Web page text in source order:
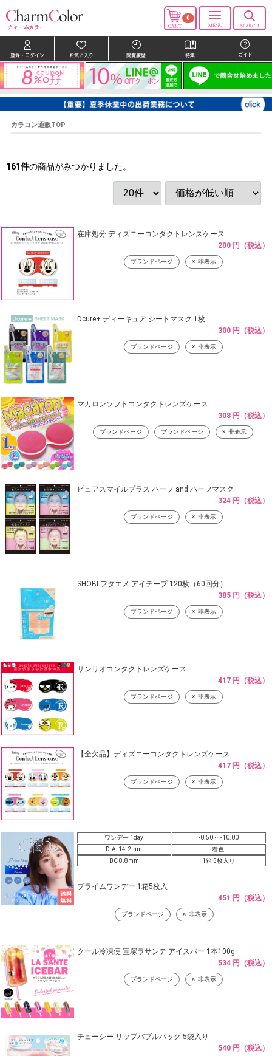
0
カラコン通販TOP
161件の商品がみつかりました。
在庫処分 ディズニーコンタクトレンズケース
200 円（税込）
ブランドページ 非表示
Dcure+ ディーキュア シートマスク 1枚
300 円（税込）
ブランドページ 非表示
マカロンソフトコンタクトレンズケース
308 円（税込）
ブランドページ ブランドページ 非表示
ピュアスマイルプラス ハーフ and ハーフマスク
324 円（税込）
ブランドページ 非表示
SHOBI フタエメ アイテープ 120枚（60回分）
385 円（税込）
ブランドページ 非表示
サンリオコンタクトレンズケース
417 円（税込）
ブランドページ 非表示
【全欠品】ディズニーコンタクトレンズケース
417 円（税込）
ブランドページ 非表示
ワンデー 1day
-0.50～ -10.00
DIA: 14.2mm
着色:
BC 8.8mm
1箱 5枚入り
プライムワンデー 1箱5枚入
451 円（税込）
ブランドページ 非表示
クール冷凍便 宝塚ラサンテ アイスバー 1本100g
534 円（税込）
ブランドページ 非表示
チューシー リップバブルパック 5袋入り
540 円（税込）